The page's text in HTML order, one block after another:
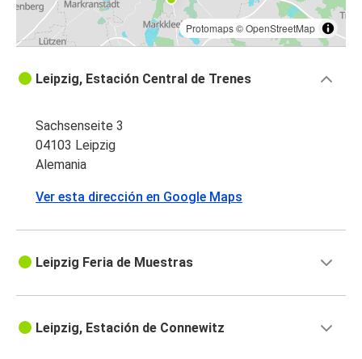
Protomaps©OpenStreetMap
Leipzig, Estación Central de Trenes
Sachsenseite 3
04103 Leipzig
Alemania
Ver esta dirección en Google Maps
Leipzig Feria de Muestras
Leipzig, Estación de Connewitz